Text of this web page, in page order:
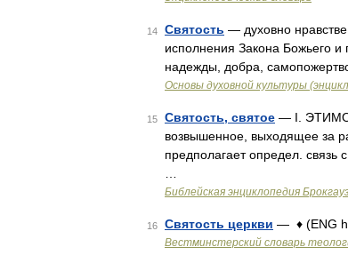
14 Святость — духовно
исполнения Закона Божьего
надежды, добра,
Основы духовной культуры
15 Святость, святое — I.
возвышенное, выходящее за
предполагает определ. связь
Библейская энциклопедия
16 Святость церкви — ♦ (ENG
Вестминстерский словарь